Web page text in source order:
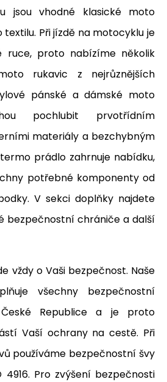
jsou vhodné klasické moto
textilu. Při jízdě na motocyklu je
ruce, proto nabízíme několik
rukavic z nejrůznějších
pánské a dámské moto
pochlubit prvotřídním
materiály a bezchybným
prádlo zahrnuje nabídku,
potřebné komponenty od
V sekci doplňky najdete
bezpečnostní chrániče a další
vždy o Vaši bezpečnost. Naše
všechny bezpečnostní
Republice a je proto
Vaší ochrany na cestě. Při
používáme bezpečnostní švy
4916. Pro zvýšení bezpečnosti